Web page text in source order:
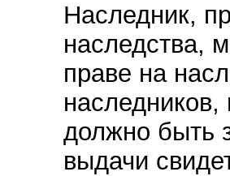
Наследник,
наследства,
праве на
должно быть
выдачи